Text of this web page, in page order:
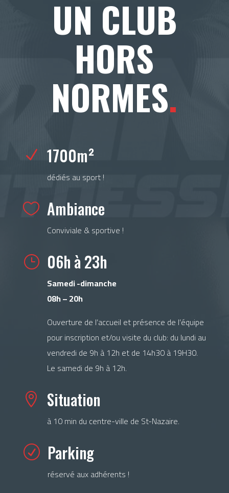
UN CLUB
HORS
NORMES.
N 1700m²
dédiés au sport !
 Ambiance
Conviviale & sportive !
} 06h à 23h
Samedi -dimanche
08h – 20h
Ouverture de l’accueil et présence de l’équipe
pour inscription et/ou visite du club: du lundi au
vendredi de 9h à 12h et de 14h30 à 19H30.
Le samedi de 9h à 12h.
 Situation
à 10 min du centre-ville de St-Nazaire.
R Parking
réservé aux adhérents !